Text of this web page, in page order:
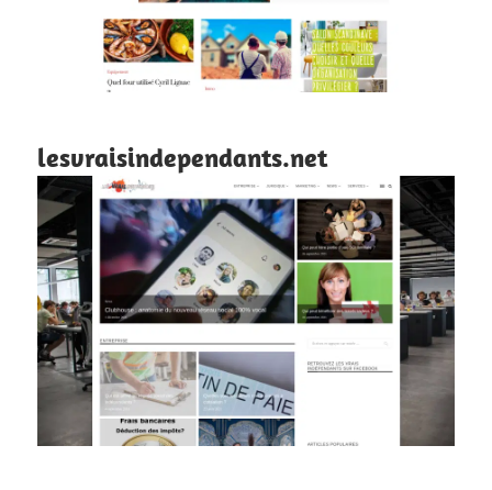
lesvraisindependants.net